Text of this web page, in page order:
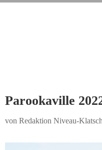
Parookaville
vonRedaktion Niveau-Klatsch